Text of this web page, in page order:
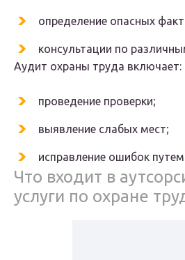
определение опасных
консультации по
Аудит охраны труда включает:
проведение проверки;
выявление слабых мест;
исправление ошибок
Что входит в
услуги по охране